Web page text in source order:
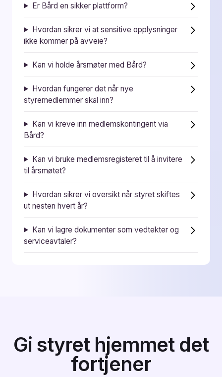
Er Bård en sikker plattform?
Hvordan sikrer vi at sensitive opplysninger
ikke kommer på avveie?
Kan vi holde årsmøter med Bård?
Hvordan fungerer det når nye
styremedlemmer skal inn?
Kan vi kreve inn medlemskontingent via
Bård?
Kan vi bruke medlemsregisteret til å invitere
til årsmøtet?
Hvordan sikrer vi oversikt når styret skiftes
ut nesten hvert år?
Kan vi lagre dokumenter som vedtekter og
serviceavtaler?
Gi styret hjemmet det
fortjener